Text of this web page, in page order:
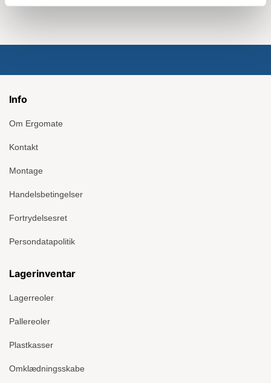
Info
Om Ergomate
Kontakt
Montage
Handelsbetingelser
Fortrydelsesret
Persondatapolitik
Lagerinventar
Lagerreoler
Pallereoler
Plastkasser
Omklædningsskabe